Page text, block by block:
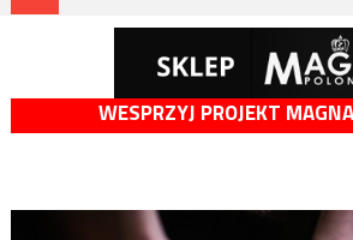
WESPRZYJ PROJEKT